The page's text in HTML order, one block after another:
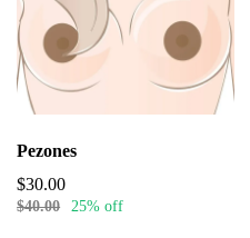
Pezones
$30.00
$40.00 25% off